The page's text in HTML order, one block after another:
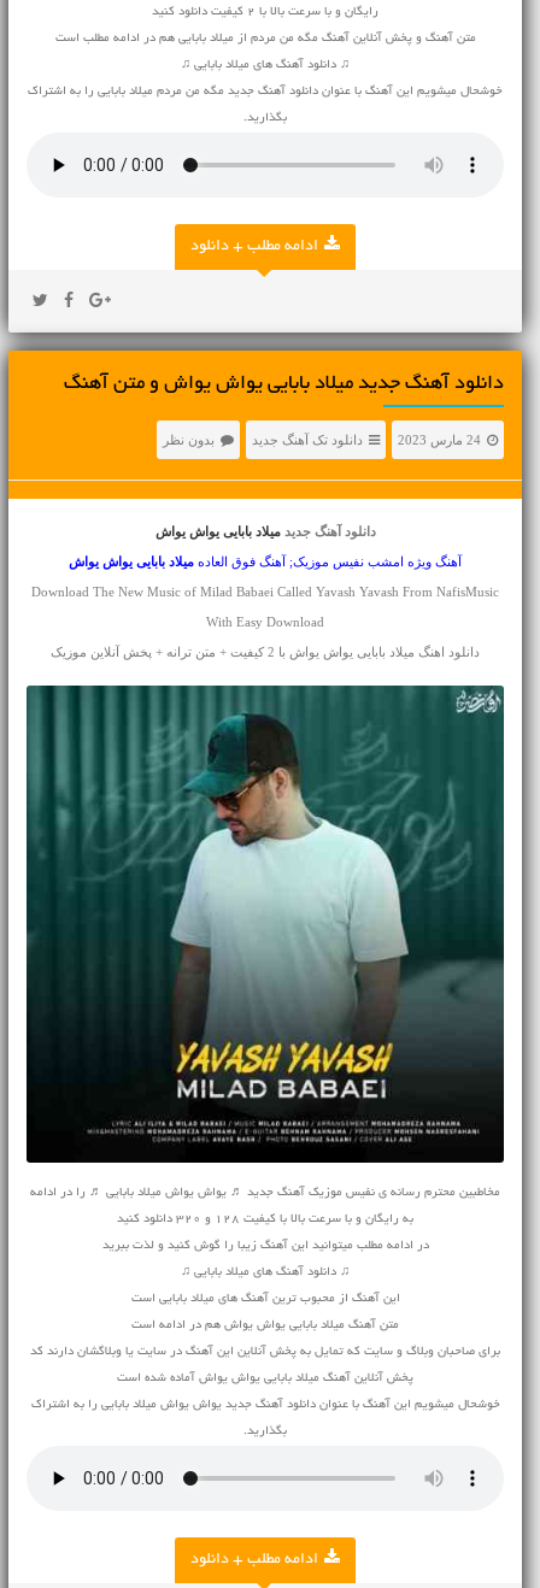
رایگان و با سرعت بالا با 2 کیفیت دانلود کنید
متن آهنگ و پخش آنلاین آهنگ مگه من مردم از میلاد بابایی هم در ادامه مطلب است
♫ دانلود آهنگ های میلاد بابایی ♫
خوشحال میشویم این آهنگ با عنوان دانلود آهنگ جدید مگه من مردم میلاد بابایی را به اشتراک
بگذارید.
ادامه مطلب + دانلود
دانلود آهنگ جديد میلاد بابایی یواش یواش و متن آهنگ
24 مارس 2023 دانلود تک آهنگ جدید بدون نظر
دانلود آهنگ جدید میلاد بابایی یواش یواش
آهنگ ویژه امشب نفیس موزیک; آهنگ فوق العاده میلاد بابایی یواش یواش
Download The New Music of Milad Babaei Called Yavash Yavash From NafisMusic
With Easy Download
دانلود اهنگ میلاد بابایی یواش یواش با 2 کیفیت + متن ترانه + پخش آنلاین موزیک
مخاطبین محترم رسانه ی نفیس موزیک آهنگ جدید ♬ یواش یواش میلاد بابایی ♬ را در ادامه
به رایگان و با سرعت بالا با کیفیت 128 و 320 دانلود کنید
در ادامه مطلب میتوانید این آهنگ زیبا را گوش کنید و لذت ببرید
♫ دانلود آهنگ های میلاد بابایی ♫
این آهنگ از محبوب ترین آهنگ های میلاد بابایی است
متن آهنگ میلاد بابایی یواش یواش هم در ادامه است
برای صاحبان وبلاگ و سایت که تمایل به پخش آنلاین این آهنگ در سایت یا وبلاگشان دارند کد
پخش آنلاین آهنگ میلاد بابایی یواش یواش آماده شده است
خوشحال میشویم این آهنگ با عنوان دانلود آهنگ جدید یواش یواش میلاد بابایی را به اشتراک
بگذارید.
ادامه مطلب + دانلود